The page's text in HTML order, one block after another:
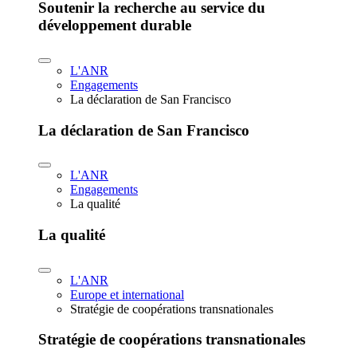
Soutenir la recherche au service du
développement durable
L'ANR
Engagements
La déclaration de San Francisco
La déclaration de San Francisco
L'ANR
Engagements
La qualité
La qualité
L'ANR
Europe et international
Stratégie de coopérations transnationales
Stratégie de coopérations transnationales